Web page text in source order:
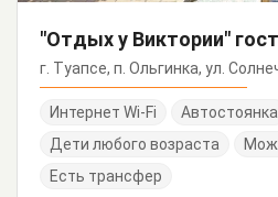
"Отдых у Виктории"
г. Туапсе, п. Ольгинка, ул.
Интернет Wi-Fi
Автостоянка
Дети любого возраста
Есть трансфер